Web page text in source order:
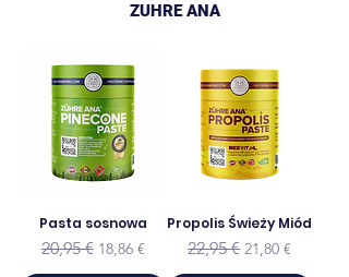
ZUHRE ANA
Pasta sosnowa
Regularna cena
20,95 € Cena rabatowa
18,86 €
Propolis Świeży Miód
Regularna cena
22,95 € Cena rabatowa
21,80 €